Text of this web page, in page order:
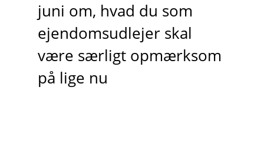
juni om, hvad du som
ejendomsudlejer skal
være særligt opmærksom
på lige nu